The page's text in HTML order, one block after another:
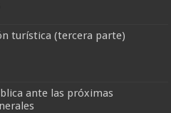
turística (tercera parte)
ante las próximas